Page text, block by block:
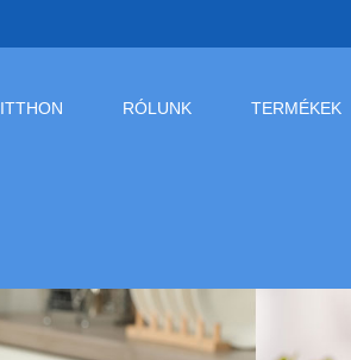
ITTHON RÓLUNK TERMÉKEK